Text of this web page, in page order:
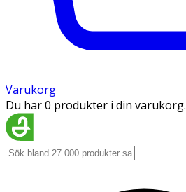
Varukorg
Du har 0 produkter i din varukorg.